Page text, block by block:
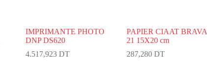
IMPRIMANTE PHOTO
DNP DS620
4.517,923DT
PAPIER CIAAT BRAVA
21 15X20 cm
287,280DT